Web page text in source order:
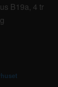
B19a, 4 tr